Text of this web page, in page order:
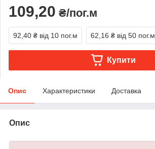
109,20 ₴/пог.м
92,40 ₴ від 10 пог.м 62,16 ₴ від 50 пог.м
Купити
Опис Характеристики Доставка
Опис